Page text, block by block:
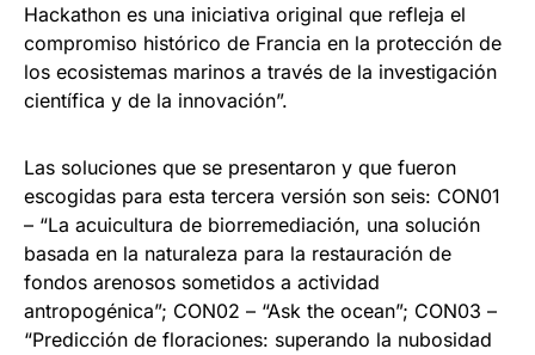
Hackathon es una iniciativa original que refleja el
compromiso histórico de Francia en la protección de
los ecosistemas marinos a través de la investigación
científica y de la innovación”.
Las soluciones que se presentaron y que fueron
escogidas para esta tercera versión son seis: CON01
– “La acuicultura de biorremediación, una solución
basada en la naturaleza para la restauración de
fondos arenosos sometidos a actividad
antropogénica”; CON02 – “Ask the ocean”; CON03 –
“Predicción de floraciones: superando la nubosidad